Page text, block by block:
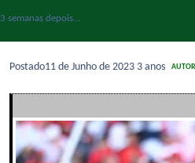
3 semanas depois...
Postado11 de Junho de 2023 3 anos AUTOR